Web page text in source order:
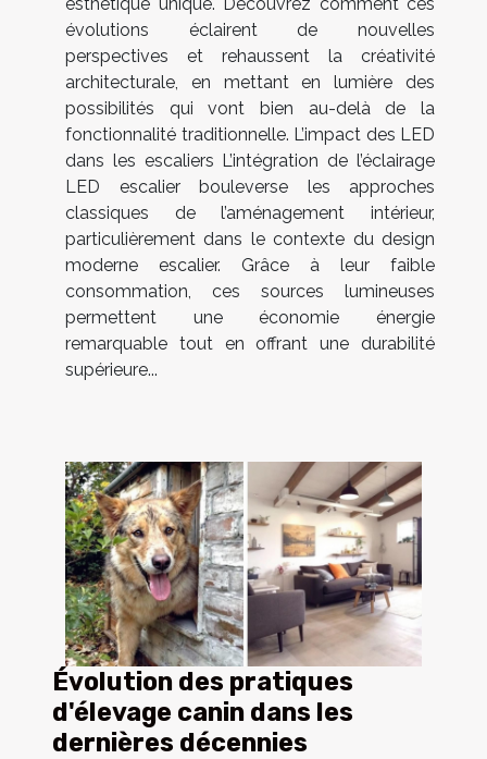
esthétique unique. Découvrez comment ces
évolutions éclairent de nouvelles
perspectives et rehaussent la créativité
architecturale, en mettant en lumière des
possibilités qui vont bien au-delà de la
fonctionnalité traditionnelle. L’impact des LED
dans les escaliers L’intégration de l’éclairage
LED escalier bouleverse les approches
classiques de l’aménagement intérieur,
particulièrement dans le contexte du design
moderne escalier. Grâce à leur faible
consommation, ces sources lumineuses
permettent une économie énergie
remarquable tout en offrant une durabilité
supérieure...
Évolution des pratiques
d'élevage canin dans les
dernières décennies